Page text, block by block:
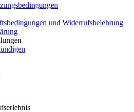
und Widerrufsbelehrung